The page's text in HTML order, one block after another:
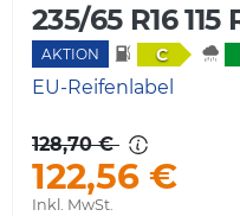
235/65 R16 115
AKTION C
EU-Reifenlabel
128,70 €
122,56 €
Inkl. MwSt.